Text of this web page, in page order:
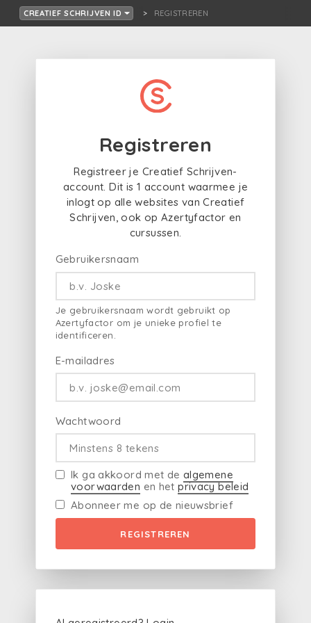
CREATIEF SCHRIJVEN ID REGISTREREN
Registreren
Registreer je Creatief Schrijven-
account. Dit is 1 account waarmee je
inlogt op alle websites van Creatief
Schrijven, ook op Azertyfactor en
cursussen.
Gebruikersnaam
Je gebruikersnaam wordt gebruikt op
Azertyfactor om je unieke profiel te
identificeren.
E-mailadres
Wachtwoord
Ik ga akkoord met de algemene
voorwaarden en hetprivacy beleid
Abonneer me op de nieuwsbrief
REGISTREREN